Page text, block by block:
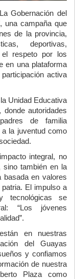
Gobernación del
una campaña que
de la provincia,
deportivas,
el respeto por los
en una plataforma
activa
Unidad Educativa
autoridades
de familia
la juventud como
integral, no
sino también en la
basada en valores
El impulso a
tecnológicas se
“Los jóvenes
en nuestras
del Guayas
y confiamos
de nuestra
Plaza como